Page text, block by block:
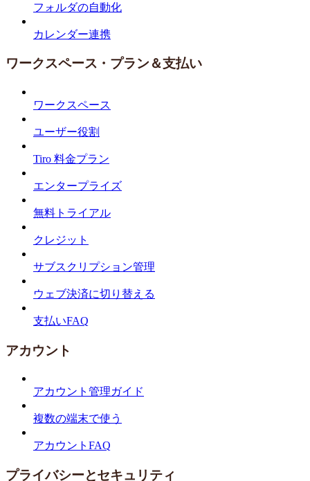
フォルダの自動化
カレンダー連携
ワークスペース・プラン＆支払い
ワークスペース
ユーザー役割
Tiro 料金プラン
エンタープライズ
無料トライアル
クレジット
サブスクリプション管理
ウェブ決済に切り替える
支払いFAQ
アカウント
アカウント管理ガイド
複数の端末で使う
アカウントFAQ
プライバシーとセキュリティ